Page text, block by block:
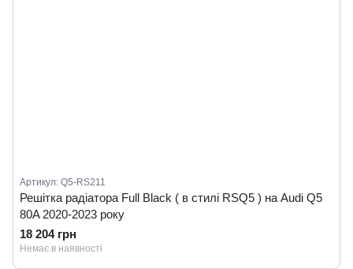
Артикул: Q5-RS211
Решітка радіатора Full Black ( в стилі RSQ5 ) на Audi Q5
80A 2020-2023 року
18 204 грн
Немає в наявності